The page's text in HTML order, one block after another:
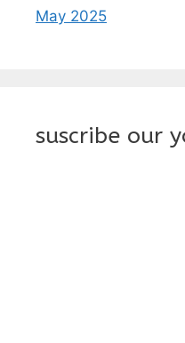
May 2025
suscribe our